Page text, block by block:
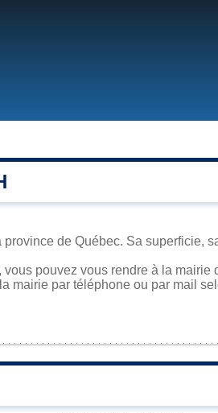
de Québec. Sa superficie,
pouvez vous rendre à la
mairie par téléphone ou par mail